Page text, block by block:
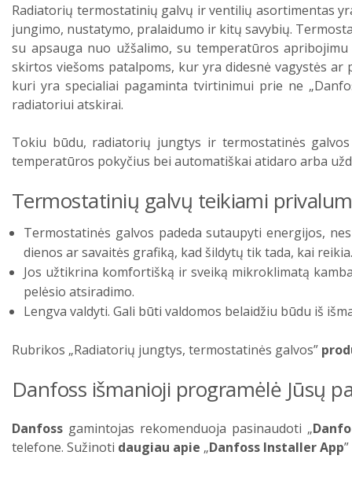
Radiatorių termostatinių galvų ir ventilių asortimentas
jungimo, nustatymo, pralaidumo ir kitų savybių.
su apsauga nuo užšalimo, su temperatūros
skirtos viešoms patalpoms, kur yra didesnė vagystės
kuri yra specialiai pagaminta tvirtinimui prie ne
radiatoriui atskirai.
Tokiu būdu, radiatorių jungtys ir termostatinės
temperatūros pokyčius bei automatiškai atidaro arba
Termostatinių galvų teikiami
Termostatinės galvos padeda sutaupyti energijos,
dienos ar savaitės grafiką, kad šildytų tik tada, kai
Jos užtikrina komfortišką ir sveiką mikroklimatą
pelėsio atsiradimo.
Lengva valdyti. Gali būti valdomos belaidžiu būdu iš
Rubrikos „Radiatorių jungtys, termostatinės galvos”
Danfoss išmanioji programėlė Jūsų
Danfoss gamintojas rekomenduoja pasinaudoti „
telefone. Sužinoti daugiau apie „Danfoss Installer App”